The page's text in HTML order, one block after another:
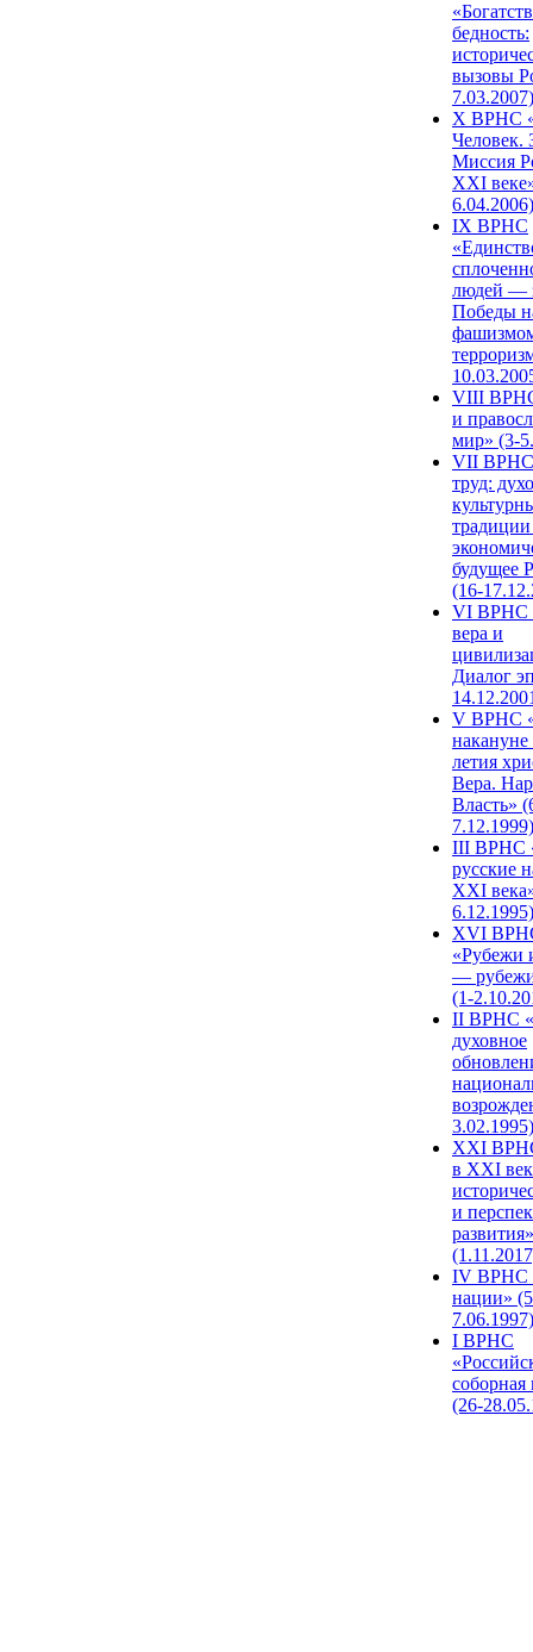
бедность:
вызовы
7.03.2007)
X ВРНС
Человек.
Миссия
XXI
6.04.2006)
IX ВРНС
людей —
Победы
VIII
и
мир» (3-
VII ВРНС
труд:
будущее
(16-
VI ВРНС
вера и
Диалог
V ВРНС
накануне
летия
Вера.
Власть»
7.12.1999)
III ВРНС
русские
XXI
6.12.1995)
XVI
«Рубежи
—
(1-
II ВРНС
духовное
3.02.1995)
XХI
в XXI
и
развития»
IV ВРНС
нации»
7.06.1997)
I ВРНС
(26-